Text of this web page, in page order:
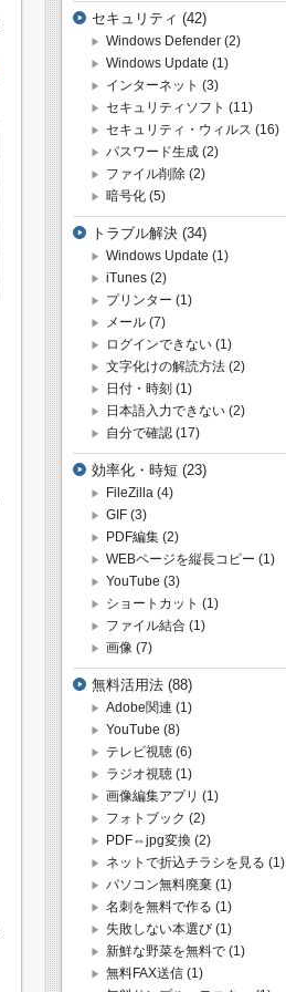
セキュリティ (42)
Windows Defender (2)
Windows Update (1)
インターネット (3)
セキュリティソフト (11)
セキュリティ・ウィルス (16)
パスワード生成 (2)
ファイル削除 (2)
暗号化 (5)
トラブル解決 (34)
Windows Update (1)
iTunes (2)
プリンター (1)
メール (7)
ログインできない (1)
文字化けの解読方法 (2)
日付・時刻 (1)
日本語入力できない (2)
自分で確認 (17)
効率化・時短 (23)
FileZilla (4)
GIF (3)
PDF編集 (2)
WEBページを縦長コピー (1)
YouTube (3)
ショートカット (1)
ファイル結合 (1)
画像 (7)
無料活用法 (88)
Adobe関連 (1)
YouTube (8)
テレビ視聴 (6)
ラジオ視聴 (1)
画像編集アプリ (1)
フォトブック (2)
PDF⇔jpg変換 (2)
ネットで折込チラシを見る (1)
パソコン無料廃棄 (1)
名刺を無料で作る (1)
失敗しない本選び (1)
新鮮な野菜を無料で (1)
無料FAX送信 (1)